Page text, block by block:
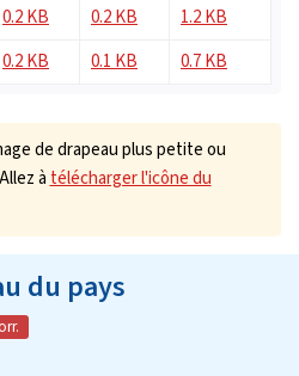
0.2 KB 0.2 KB
1.2 KB
0.2 KB 0.1 KB 0.7 KB
de drapeau plus petite ou
àtélécharger l'icône du
du pays